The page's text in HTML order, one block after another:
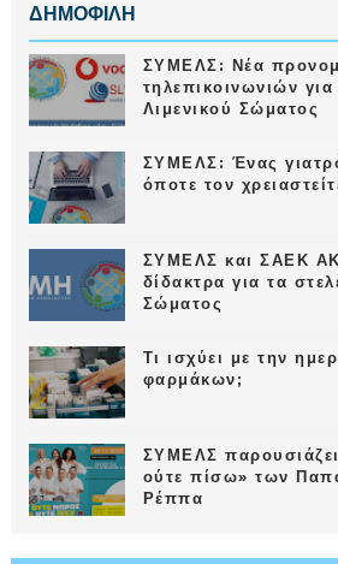
ΔΗΜΟΦΙΛΗ
ΣΥΜΕΛΣ: Νέα
τηλεπικοινωνιών
Λιμενικού Σώματος
ΣΥΜΕΛΣ: Ένας
όποτε τον
ΣΥΜΕΛΣ και ΣΑΕΚ
δίδακτρα για τα
Σώματος
Τι ισχύει με την
φαρμάκων;
ΣΥΜΕΛΣ
ούτε πίσω» των
Ρέππα